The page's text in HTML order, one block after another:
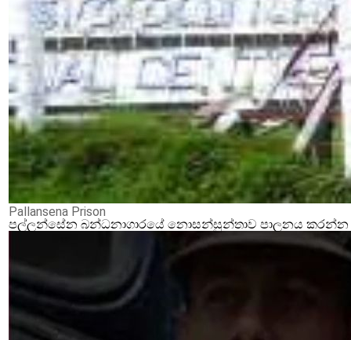
Pallansena Prison
පල්ලන්සේන බන්ධනාගාරයේ නොසන්සුන්තාව පාලනය කරන්න